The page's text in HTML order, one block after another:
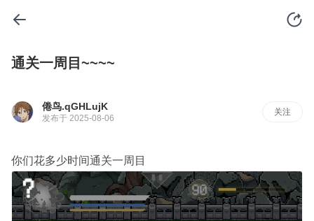
通关一周目~~~~
倦鸟.qGHLujK
发布于 2025-08-06
关注
你们花多少时间通关一周目